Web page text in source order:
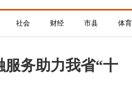
社会 财经 市县 体育
务助力我省“十